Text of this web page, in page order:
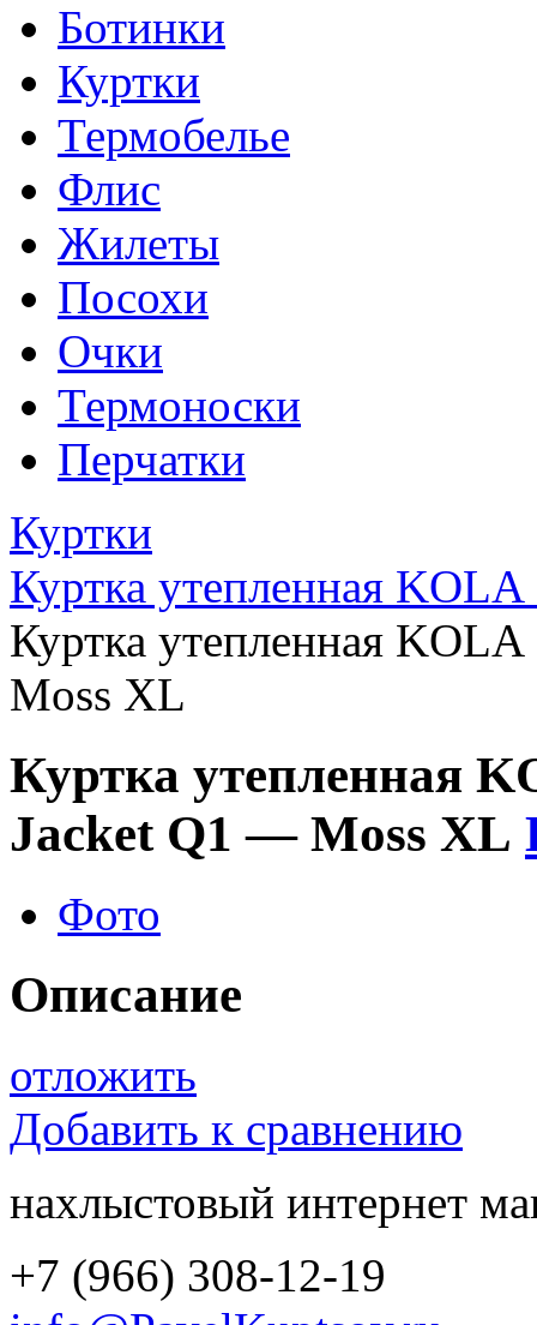
Ботинки
Куртки
Термобелье
Флис
Жилеты
Посохи
Очки
Термоноски
Перчатки
Куртки
Куртка утепленная
Куртка утепленная
Moss XL
Куртка утепленная
Jacket Q1 — Moss XL
Фото
Описание
отложить
Добавить к сравнению
нахлыстовый интернет
+7 (966) 308-12-19